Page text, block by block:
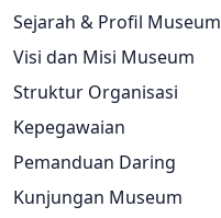
Sejarah & Profil Museum
Visi dan Misi Museum
Struktur Organisasi
Kepegawaian
Pemanduan Daring
Kunjungan Museum